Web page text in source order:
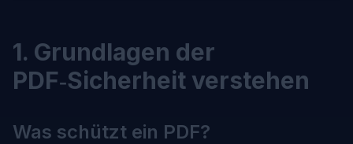
1. Grundlagen der
PDF‑Sicherheit verstehen
Was schützt ein PDF?